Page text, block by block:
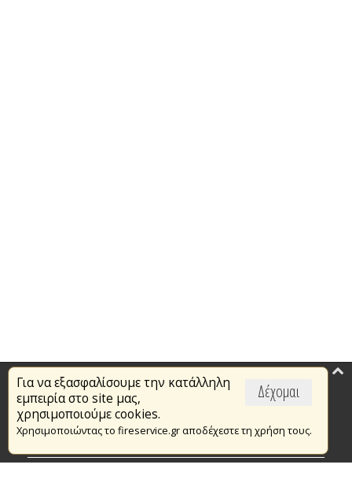
Δέχομαι
Για να εξασφαλίσουμε την κατάλληλη
εμπειρία στο site μας,
χρησιμοποιούμε cookies.
Χρησιμοποιώντας το fireservice.gr αποδέχεστε τη χρήση τους.
Επικαιρότητα
Το Πυροσβεστικό Σώμα